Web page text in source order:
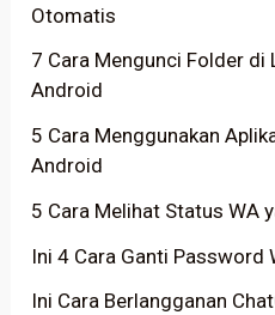
Otomatis
7 Cara Mengunci Folder di
Android
5 Cara Menggunakan
Android
5 Cara Melihat Status WA
Ini 4 Cara Ganti Password
Ini Cara Berlangganan